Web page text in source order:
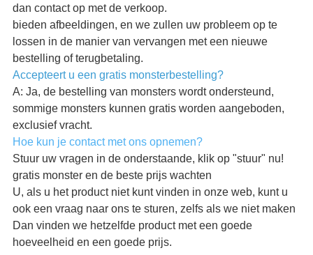
dan contact op met de verkoop.
bieden afbeeldingen, en we zullen uw probleem op te
lossen in de manier van vervangen met een nieuwe
bestelling of terugbetaling.
Accepteert u een gratis monsterbestelling?
A: Ja, de bestelling van monsters wordt ondersteund,
sommige monsters kunnen gratis worden aangeboden,
exclusief vracht.
Hoe kun je contact met ons opnemen?
Stuur uw vragen in de onderstaande, klik op "stuur" nu!
gratis monster en de beste prijs wachten
U, als u het product niet kunt vinden in onze web, kunt u
ook een vraag naar ons te sturen, zelfs als we niet maken
Dan vinden we hetzelfde product met een goede
hoeveelheid en een goede prijs.